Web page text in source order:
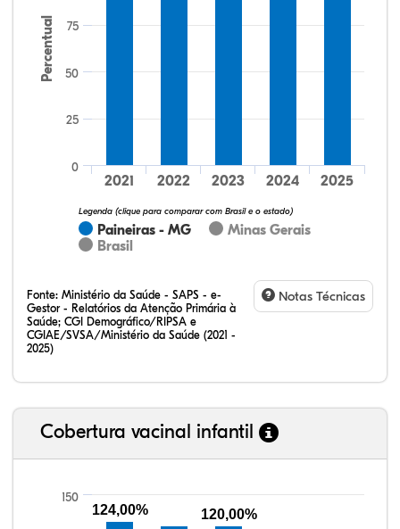
Percentual
Paineiras - MG
Minas Gerais
Brasil
Legenda (clique para comparar com Brasil e o estado)
2021 2022 2023 2024 2025
0
25
50
75
Fonte: Ministério da Saúde - SAPS - e-
Gestor - Relatórios da Atenção Primária à
Saúde; CGI Demográfico/RIPSA e
CGIAE/SVSA/Ministério da Saúde (2021 -
2025)
Notas Técnicas
Cobertura vacinal infantil
150
124,00%
120,00%